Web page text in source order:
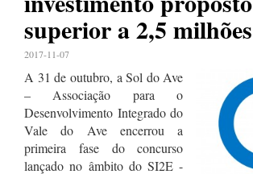
superior a 2,5 milhões
2017-11-07
A 31 de outubro, a Sol do Ave
– Associação para o
Desenvolvimento Integrado do
Vale do Ave encerrou a
primeira fase do concurso
lançado no âmbito do SI2E -